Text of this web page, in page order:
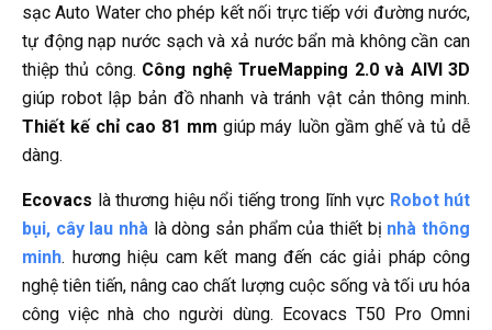
sạc Auto Water cho phép kết nối trực tiếp với đường nước,
tự động nạp nước sạch và xả nước bẩn mà không cần can
thiệp thủ công. Công nghệ TrueMapping 2.0 và AIVI 3D
giúp robot lập bản đồ nhanh và tránh vật cản thông minh.
Thiết kế chỉ cao 81 mm giúp máy luồn gầm ghế và tủ dễ
dàng.
Ecovacs là thương hiệu nổi tiếng trong lĩnh vực Robot hút
bụi, cây lau nhà là dòng sản phẩm của thiết bị nhà thông
minh. hương hiệu cam kết mang đến các giải pháp công
nghệ tiên tiến, nâng cao chất lượng cuộc sống và tối ưu hóa
công việc nhà cho người dùng. Ecovacs T50 Pro Omni